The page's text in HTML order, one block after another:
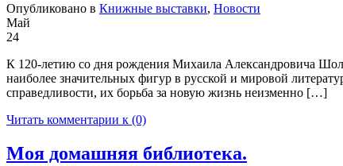
Опубликовано в Книжные выставки, Новости
Май
24
К 120-летию со дня рождения Михаила Александровича
наиболее значительных фигур в русской и мировой
справедливости, их борьба за новую жизнь неизменно […]
Читать комментарии к (0)
Моя домашняя библиотека.